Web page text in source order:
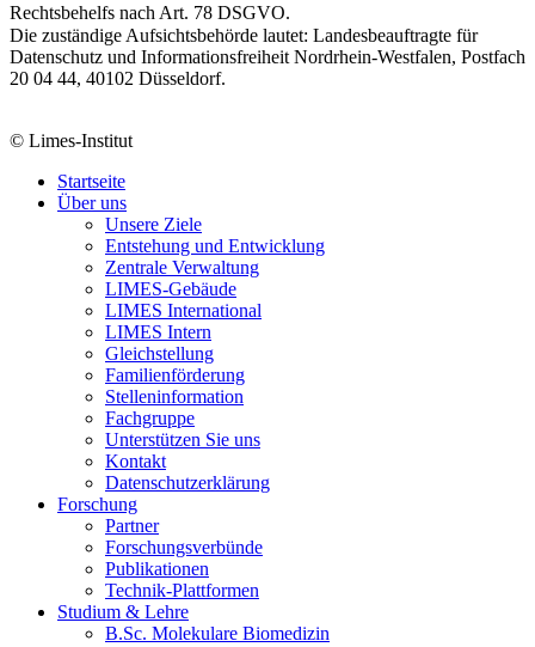
Rechtsbehelfs nach Art. 78 DSGVO.
Die zuständige Aufsichtsbehörde lautet: Landesbeauftragte für
Datenschutz und Informationsfreiheit Nordrhein-Westfalen, Postfach
20 04 44, 40102 Düsseldorf.
© Limes-Institut
Startseite
Über uns
Unsere Ziele
Entstehung und Entwicklung
Zentrale Verwaltung
LIMES-Gebäude
LIMES International
LIMES Intern
Gleichstellung
Familienförderung
Stelleninformation
Fachgruppe
Unterstützen Sie uns
Kontakt
Datenschutzerklärung
Forschung
Partner
Forschungsverbünde
Publikationen
Technik-Plattformen
Studium & Lehre
B.Sc. Molekulare Biomedizin